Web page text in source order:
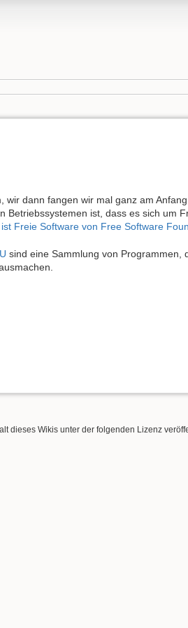
dann fangen wir mal ganz am
Betriebssystemen ist, dass es sich um
ist Freie Software von Free Software
sind eine Sammlung von Programmen,
dieses Wikis unter der folgenden Lizenz